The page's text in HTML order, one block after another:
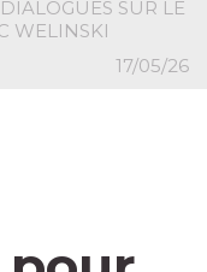
SUR LE
WELINSKI
17/05/26